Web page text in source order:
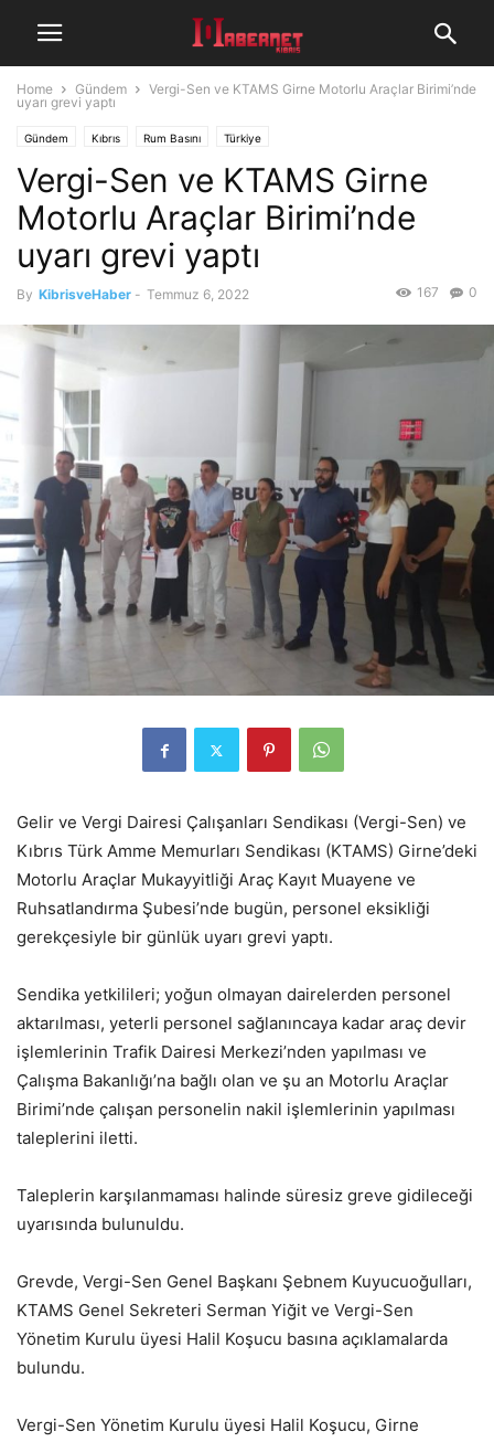
Home Gündem
Vergi-Sen ve KTAMS Girne Motorlu Araçlar Birimi’nde
uyarı grevi yaptı
Gündem Kıbrıs Rum Basını Türkiye
Vergi-Sen ve KTAMS Girne
Motorlu Araçlar Birimi’nde
uyarı grevi yaptı
By KibrisveHaber - Temmuz 6, 2022 0
167
Gelir ve Vergi Dairesi Çalışanları Sendikası (Vergi-Sen) ve
Kıbrıs Türk Amme Memurları Sendikası (KTAMS) Girne’deki
Motorlu Araçlar Mukayyitliği Araç Kayıt Muayene ve
Ruhsatlandırma Şubesi’nde bugün, personel eksikliği
gerekçesiyle bir günlük uyarı grevi yaptı.
Sendika yetkilileri; yoğun olmayan dairelerden personel
aktarılması, yeterli personel sağlanıncaya kadar araç devir
işlemlerinin Trafik Dairesi Merkezi’nden yapılması ve
Çalışma Bakanlığı’na bağlı olan ve şu an Motorlu Araçlar
Birimi’nde çalışan personelin nakil işlemlerinin yapılması
taleplerini iletti.
Taleplerin karşılanmaması halinde süresiz greve gidileceği
uyarısında bulunuldu.
Grevde, Vergi-Sen Genel Başkanı Şebnem Kuyucuoğulları,
KTAMS Genel Sekreteri Serman Yiğit ve Vergi-Sen
Yönetim Kurulu üyesi Halil Koşucu basına açıklamalarda
bulundu.
Vergi-Sen Yönetim Kurulu üyesi Halil Koşucu, Girne